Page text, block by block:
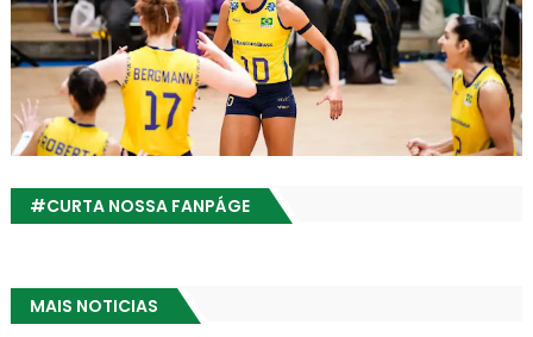
#CURTA NOSSA FANPÁGE
MAIS NOTICIAS